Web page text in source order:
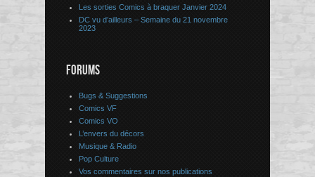
Les sorties Comics à braquer Janvier 2024
DC vu d’ailleurs – Semaine du 21 novembre
2023
FORUMS
Bugs & Suggestions
Comics VF
Comics VO
L’envers du décors
Musique & Radio
Pop Culture
Vos commentaires sur nos publications